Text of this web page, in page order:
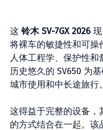
这铃木 SV-7GX 2026
将裸车的敏捷性和可操
人体工程学、保护性
历史悠久的 SV650 为
城市使用和中长途旅行。
这得益于完整的设备，
的方式结合在一起。该